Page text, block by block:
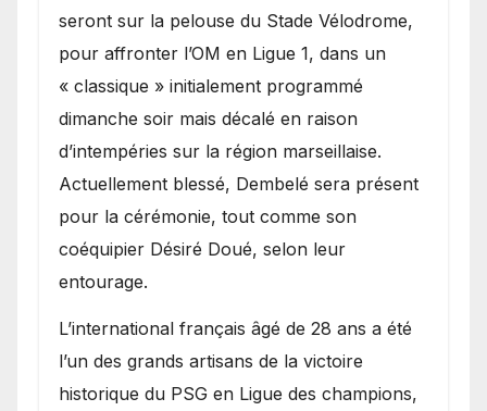
seront sur la pelouse du Stade Vélodrome,
pour affronter l’OM en Ligue 1, dans un
« classique » initialement programmé
dimanche soir mais décalé en raison
d’intempéries sur la région marseillaise.
Actuellement blessé, Dembelé sera présent
pour la cérémonie, tout comme son
coéquipier Désiré Doué, selon leur
entourage.
L’international français âgé de 28 ans a été
l’un des grands artisans de la victoire
historique du PSG en Ligue des champions,